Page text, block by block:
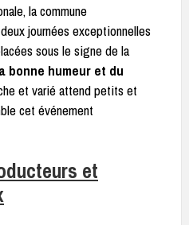
la commune
journées exceptionnelles
sous le signe de la
bonne humeur et du
et varié attend petits et
cet événement
et